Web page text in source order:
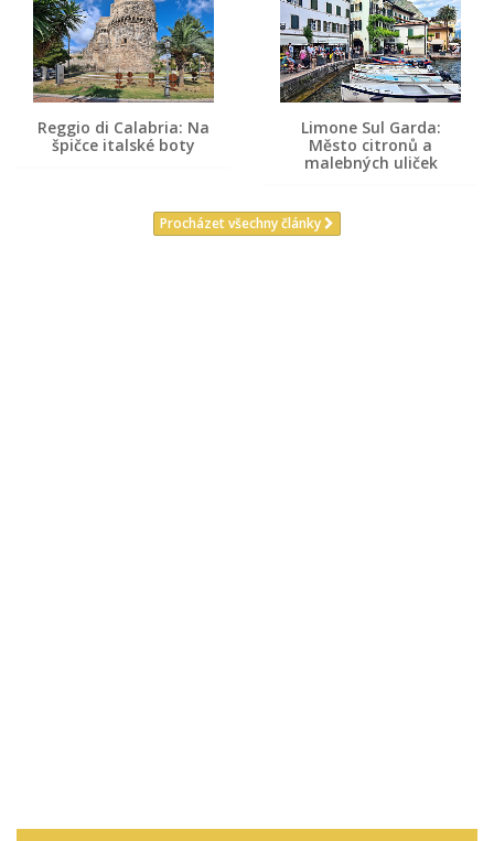
Reggio di Calabria: Na
špičce italské boty
Limone Sul Garda:
Město citronů a
malebných uliček
Procházet všechny články